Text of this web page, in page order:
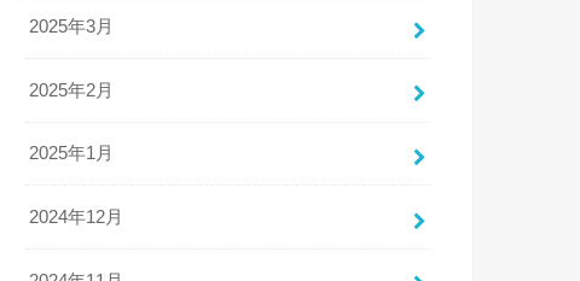
2025年3月
2025年2月
2025年1月
2024年12月